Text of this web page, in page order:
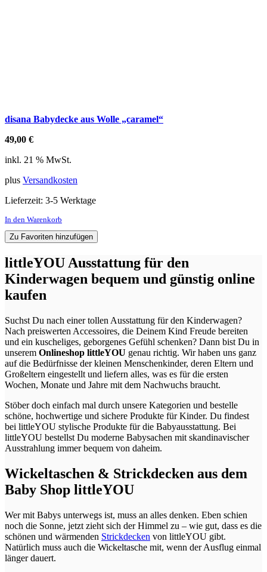
disana Babydecke aus Wolle „caramel“
49,00 €
inkl. 21 % MwSt.
plus Versandkosten
Lieferzeit: 3-5 Werktage
In den Warenkorb
Zu Favoriten hinzufügen
littleYOU Ausstattung für den
Kinderwagen bequem und günstig online
kaufen
Suchst Du nach einer tollen Ausstattung für den Kinderwagen?
Nach preiswerten Accessoires, die Deinem Kind Freude bereiten
und ein kuscheliges, geborgenes Gefühl schenken? Dann bist Du in
unserem Onlineshop littleYOU genau richtig. Wir haben uns ganz
auf die Bedürfnisse der kleinen Menschenkinder, deren Eltern und
Großeltern eingestellt und liefern alles, was es für die ersten
Wochen, Monate und Jahre mit dem Nachwuchs braucht.
Stöber doch einfach mal durch unsere Kategorien und bestelle
schöne, hochwertige und sichere Produkte für Kinder. Du findest
bei littleYOU stylische Produkte für die Babyausstattung. Bei
littleYOU bestellst Du moderne Babysachen mit skandinavischer
Ausstrahlung immer bequem von daheim.
Wickeltaschen & Strickdecken aus dem
Baby Shop littleYOU
Wer mit Babys unterwegs ist, muss an alles denken. Eben schien
noch die Sonne, jetzt zieht sich der Himmel zu – wie gut, dass es die
schönen und wärmenden Strickdecken von littleYOU gibt.
Natürlich muss auch die Wickeltasche mit, wenn der Ausflug einmal
länger dauert.